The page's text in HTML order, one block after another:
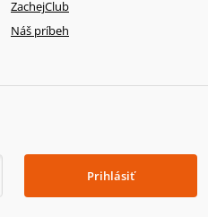
ZachejClub
Náš príbeh
Prihlásiť